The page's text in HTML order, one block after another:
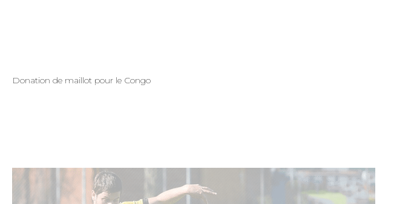
Donation de maillot pour le Congo